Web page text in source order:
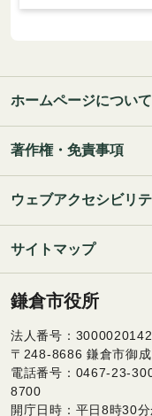
ホームページについて
著作権・免責事項
ウェブアクセシビリ
サイトマップ
鎌倉市役所
法人番号：
〒248-8686 鎌倉市御
電話番号：0467-23-
8700
開庁日時：平日8時30